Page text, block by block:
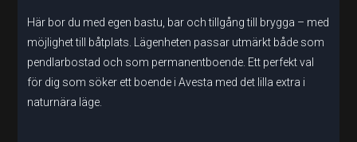
Här bor du med egen bastu, bar och tillgång till brygga – med
möjlighet till båtplats. Lägenheten passar utmärkt både som
pendlarbostad och som permanentboende. Ett perfekt val
för dig som söker ett boende i Avesta med det lilla extra i
naturnära läge.